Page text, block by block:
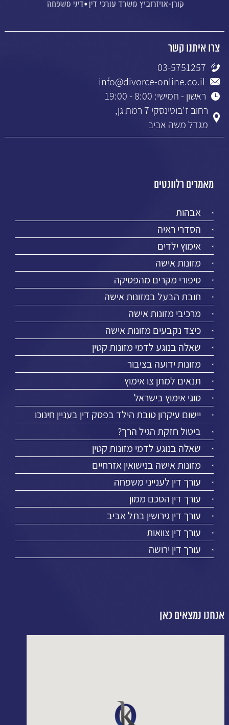
צרו איתנו קשר
03-5751257
info@divorce-online.co.il
ראשון - חמישי: 8:00 - 19:00
רחוב ז'בוטינסקי 7 רמת גן,
מגדל משה אביב
מאמרים רלוונטים
אבהות
הסדרי ראיה
אימוץ ילדים
מזונות אישה
סיפורי מקרים מהפסיקה
חובת הבעל במזונות אישה
מרכיבי מזונות אישה
כיצד נקבעים מזונות אישה
שאלה בנוגע לדמי מזונות קטין
מזונות ידועה בציבור
תנאים למתן צו אימוץ
סוגי אימוץ בישראל
יישום עיקרון טובת הילד בפסק דין בעניין חינוכו
ביטול חזקת הגיל הרך?
שאלה בנוגע לדמי מזונות קטין
מזונות אישה בנישואין אזרחיים
עורך דין לענייני משפחה
עורך דין הסכם ממון
עורך דין גירושין בתל אביב
עורך דין צוואות
עורך דין ירושה
אנחנו נמצאים כאן